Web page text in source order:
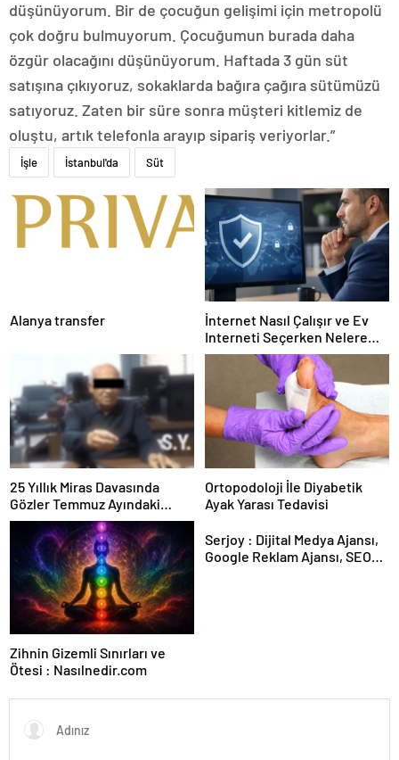
düşünüyorum. Bir de çocuğun gelişimi için metropolü
çok doğru bulmuyorum. Çocuğumun burada daha
özgür olacağını düşünüyorum. Haftada 3 gün süt
satışına çıkıyoruz, sokaklarda bağıra çağıra sütümüzü
satıyoruz. Zaten bir süre sonra müşteri kitlemiz de
oluştu, artık telefonla arayıp sipariş veriyorlar.”
İşle İstanbul'da Süt
Alanya transfer
İnternet Nasıl Çalışır ve Ev
Interneti Seçerken Nelere
Dikkat Etmelisiniz
25 Yıllık Miras Davasında
Gözler Temmuz Ayındaki
Karar Duruşmasına Çevrildi
Ortopodoloji İle Diyabetik
Ayak Yarası Tedavisi
Zihnin Gizemli Sınırları ve
Ötesi : Nasılnedir.com
Serjoy : Dijital Medya Ajansı,
Google Reklam Ajansı, SEO